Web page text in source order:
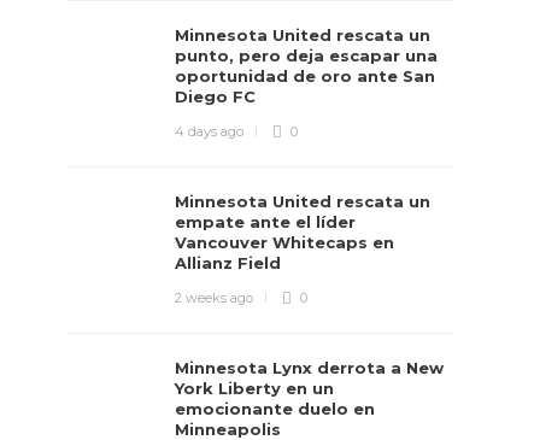
Minnesota United rescata un
punto, pero deja escapar una
oportunidad de oro ante San
Diego FC
4 days ago 0
Minnesota United rescata un
empate ante el líder
Vancouver Whitecaps en
Allianz Field
2 weeks ago 0
Minnesota Lynx derrota a New
York Liberty en un
emocionante duelo en
Minneapolis